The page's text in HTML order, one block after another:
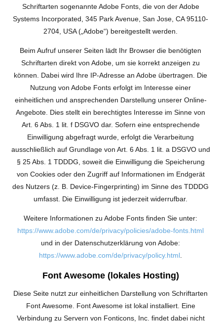
Schriftarten sogenannte Adobe Fonts, die von der Adobe
Systems Incorporated, 345 Park Avenue, San Jose, CA 95110-
2704, USA („Adobe“) bereitgestellt werden.
Beim Aufruf unserer Seiten lädt Ihr Browser die benötigten
Schriftarten direkt von Adobe, um sie korrekt anzeigen zu
können. Dabei wird Ihre IP-Adresse an Adobe übertragen. Die
Nutzung von Adobe Fonts erfolgt im Interesse einer
einheitlichen und ansprechenden Darstellung unserer Online-
Angebote. Dies stellt ein berechtigtes Interesse im Sinne von
Art. 6 Abs. 1 lit. f DSGVO dar. Sofern eine entsprechende
Einwilligung abgefragt wurde, erfolgt die Verarbeitung
ausschließlich auf Grundlage von Art. 6 Abs. 1 lit. a DSGVO und
§ 25 Abs. 1 TDDDG, soweit die Einwilligung die Speicherung
von Cookies oder den Zugriff auf Informationen im Endgerät
des Nutzers (z. B. Device-Fingerprinting) im Sinne des TDDDG
umfasst. Die Einwilligung ist jederzeit widerrufbar.
Weitere Informationen zu Adobe Fonts finden Sie unter:
https://www.adobe.com/de/privacy/policies/adobe-fonts.html
und in der Datenschutzerklärung von Adobe:
https://www.adobe.com/de/privacy/policy.html.
Font Awesome (lokales Hosting)
Diese Seite nutzt zur einheitlichen Darstellung von Schriftarten
Font Awesome. Font Awesome ist lokal installiert. Eine
Verbindung zu Servern von Fonticons, Inc. findet dabei nicht